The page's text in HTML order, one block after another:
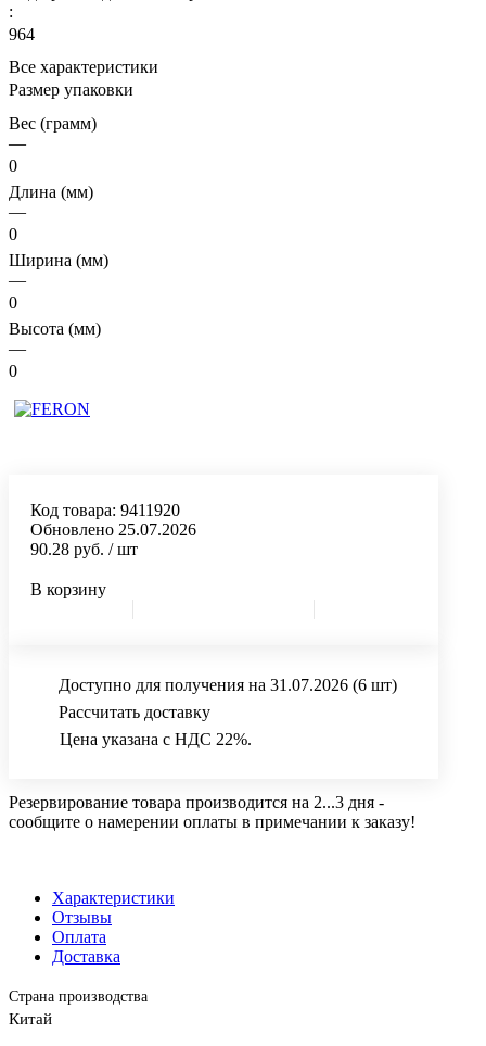
:
964
Все характеристики
Размер упаковки
Вес (грамм)
—
0
Длина (мм)
—
0
Ширина (мм)
—
0
Высота (мм)
—
0
Код товара: 9411920
Обновлено 25.07.2026
90.28 руб. / шт
В корзину
Доступно для получения на 31.07.2026 (6 шт)
Рассчитать доставку
Цена указана с НДС 22%.
Резервирование товара производится на 2...3 дня -
сообщите о намерении оплаты в примечании к заказу!
Характеристики
Отзывы
Оплата
Доставка
Страна производства
Китай